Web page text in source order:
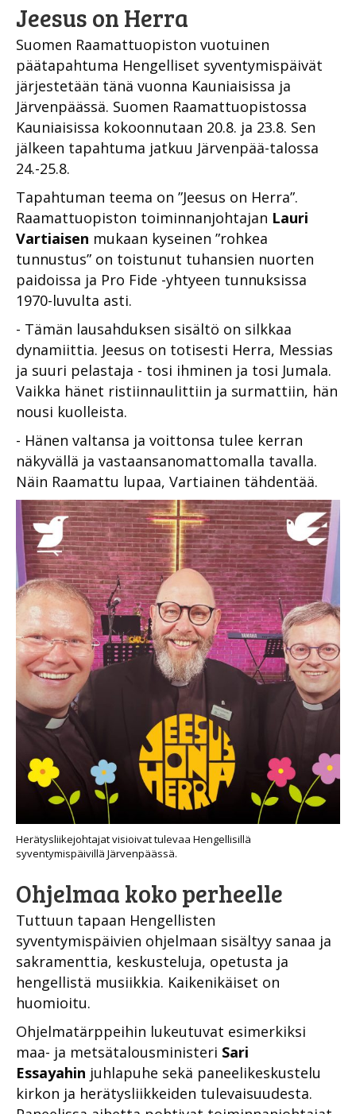
Jeesus on Herra
Suomen Raamattuopiston vuotuinen
päätapahtuma Hengelliset syventymispäivät
järjestetään tänä vuonna Kauniaisissa ja
Järvenpäässä. Suomen Raamattuopistossa
Kauniaisissa kokoonnutaan 20.8. ja 23.8. Sen
jälkeen tapahtuma jatkuu Järvenpää-talossa
24.-25.8.
Tapahtuman teema on ”Jeesus on Herra”.
Raamattuopiston toiminnanjohtajan Lauri
Vartiaisen mukaan kyseinen ”rohkea
tunnustus” on toistunut tuhansien nuorten
paidoissa ja Pro Fide -yhtyeen tunnuksissa
1970-luvulta asti.
- Tämän lausahduksen sisältö on silkkaa
dynamiittia. Jeesus on totisesti Herra, Messias
ja suuri pelastaja - tosi ihminen ja tosi Jumala.
Vaikka hänet ristiinnaulittiin ja surmattiin, hän
nousi kuolleista.
- Hänen valtansa ja voittonsa tulee kerran
näkyvällä ja vastaansanomattomalla tavalla.
Näin Raamattu lupaa, Vartiainen tähdentää.
Herätysliikejohtajat visioivat tulevaa Hengellisillä
syventymispäivillä Järvenpäässä.
Ohjelmaa koko perheelle
Tuttuun tapaan Hengellisten
syventymispäivien ohjelmaan sisältyy sanaa ja
sakramenttia, keskusteluja, opetusta ja
hengellistä musiikkia. Kaikenikäiset on
huomioitu.
Ohjelmatärppeihin lukeutuvat esimerkiksi
maa- ja metsätalousministeri Sari
Essayahin juhlapuhe sekä paneelikeskustelu
kirkon ja herätysliikkeiden tulevaisuudesta.